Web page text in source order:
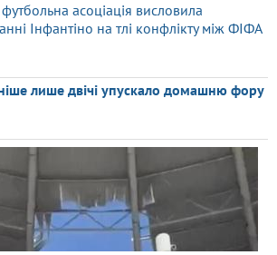
асоціація висловила
Інфантіно на тлі конфлікту між ФІФА
лише двічі упускало домашню фору